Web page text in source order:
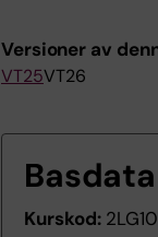
Versioner av
VT25VT26
Basdata
Kurskod: